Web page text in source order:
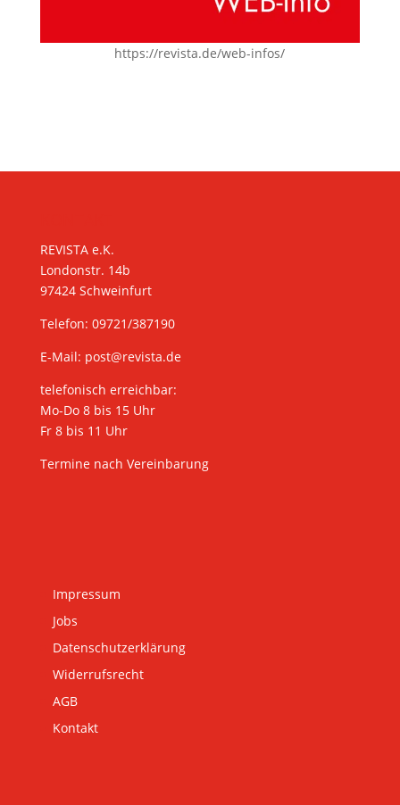
https://revista.de/web-infos/
REVISTA e.K.
Londonstr. 14b
97424 Schweinfurt
Telefon: 09721/387190
E-Mail: post@revista.de
telefonisch erreichbar:
Mo-Do 8 bis 15 Uhr
Fr 8 bis 11 Uhr
Termine nach Vereinbarung
Impressum
Jobs
Datenschutzerklärung
Widerrufsrecht
AGB
Kontakt